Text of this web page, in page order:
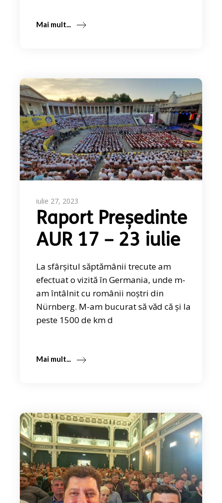
Mai mult...
iulie 27, 2023
Raport Președinte
AUR 17 – 23 iulie
La sfârșitul săptămânii trecute am
efectuat o vizită în Germania, unde m-
am întâlnit cu românii noștri din
Nürnberg. M-am bucurat să văd că și la
peste 1500 de km d
Mai mult...